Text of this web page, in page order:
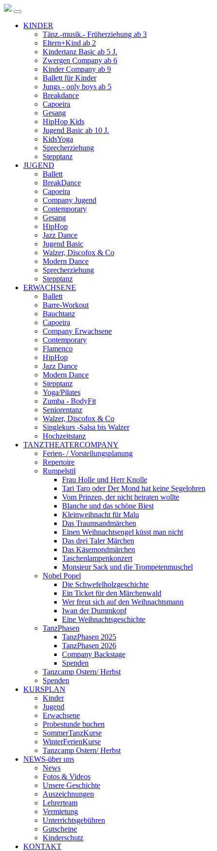
KINDER
Tänz.-musik.- Früherziehung ab 3
Eltern+Kind ab 2
Kindertanz Basic ab 5 J.
Zwergen Company ab 6
Kinder Company ab 9
Ballett für Kinder
Jungs - only boys ab 5
Breakdance
Capoeira
Gesang
HipHop Kids
Jugend Basic ab 10 J.
KidsYoga
Sprecherziehung
Stepptanz
JUGEND
Ballett
BreakDance
Capoeira
Company Jugend
Contemporary
Gesang
HipHop
Jazz Dance
Jugend Basic
Walzer, Discofox & Co
Modern Dance
Sprecherziehung
Stepptanz
ERWACHSENE
Ballett
Barre-Workout
Bauchtanz
Capoeira
Company Erwachsene
Contemporary
Flamenco
HipHop
Jazz Dance
Modern Dance
Stepptanz
Yoga/Pilates
Zumba - BodyFit
Seniorentanz
Walzer, Discofox & Co
Singlekurs -Salsa bis Walzer
Hochzeitstanz
TANZTHEATERCOMPANY
Ferien- / Vorstellungsplanung
Repertoire
Rumpelstil
Frau Holle und Herr Knolle
Tari Taro oder Der Mond hat keine Segelohren
Vom Prinzen, der nicht heiraten wollte
Blanche und das schöne Biest
Kleinweihnacht für Malu
Das Traumsandmärchen
Einen Weihnachtsengel küsst man nicht
Das drei Taler Märchen
Das Käsemondmärchen
Taschenlampenkonzert
Monsieur Sack und die Trompetenmuschel
Nobel Popel
Die Schwefelholzgeschichte
Ein Ticket für den Märchenwald
Wer freut sich auf den Weihnachtsmann
Iwan der Dummkopf
Eine Weihnachtsgeschichte
TanzPhasen
TanzPhasen 2025
TanzPhasen 2026
Company Backstage
Spenden
Tanzcamp Ostern/ Herbst
Spenden
KURSPLAN
Kinder
Jugend
Erwachsene
Probestunde buchen
SommerTanzKurse
WinterFerienKurse
Tanzcamp Ostern/ Herbst
NEWS-über uns
News
Fotos & Videos
Unsere Geschichte
Auszeichnungen
Lehrerteam
Vermietung
Unterrichtsgebühren
Gutscheine
Kinderschutz
KONTAKT